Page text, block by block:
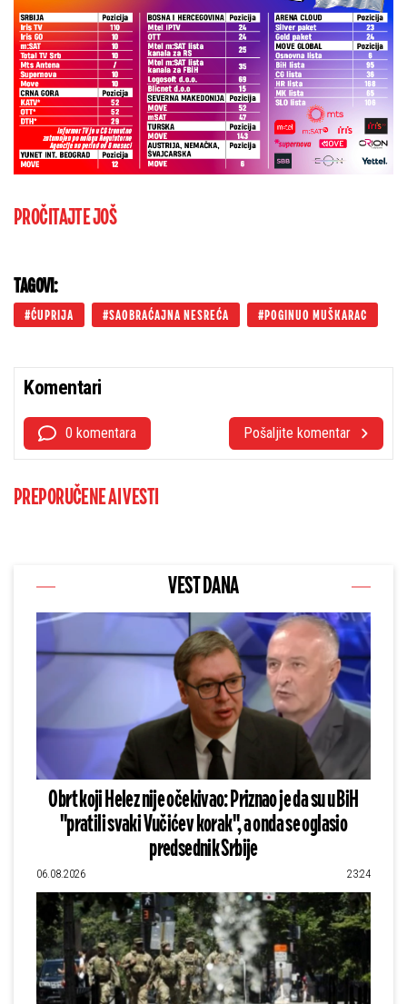
PROČITAJTE JOŠ
TAGOVI:
ĆUPRIJA SAOBRAĆAJNA NESREĆA POGINUO MUŠKARAC
Komentari
0 komentara Pošaljite komentar
PREPORUČENE AI VESTI
VEST DANA
Obrt koji Helez nije očekivao: Priznao je da su u BiH
"pratili svaki Vučićev korak", a onda se oglasio
predsednik Srbije
06.08.2026 23:24